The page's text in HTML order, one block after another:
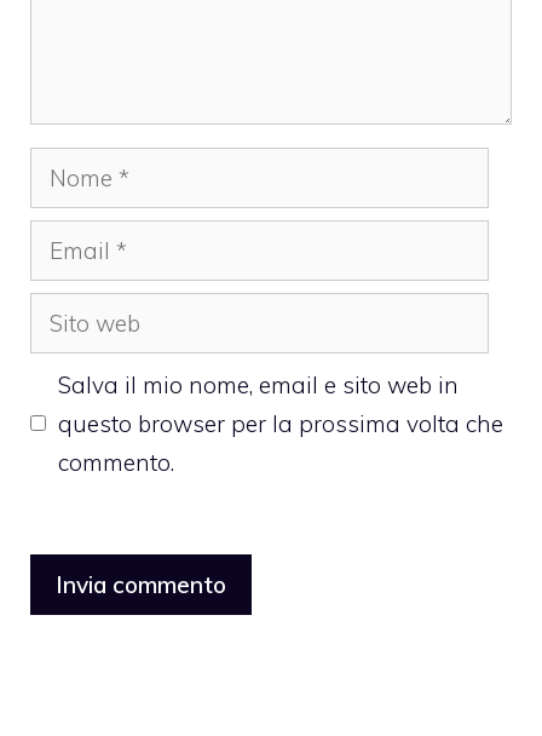
Nome
Email
Sito
web
Salva il mio nome, email e sito web in
questo browser per la prossima volta che
commento.